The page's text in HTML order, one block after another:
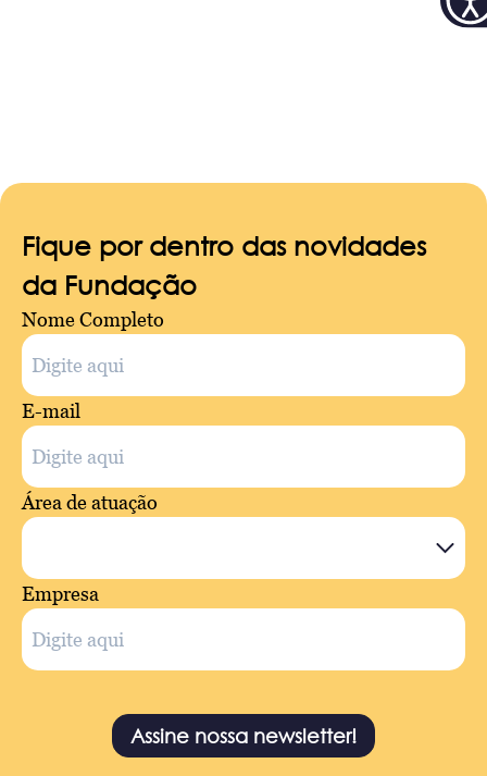
Fique por dentro das novidades
da Fundação
Nome Completo
E-mail
Área de atuação
Empresa
Assine nossa newsletter!